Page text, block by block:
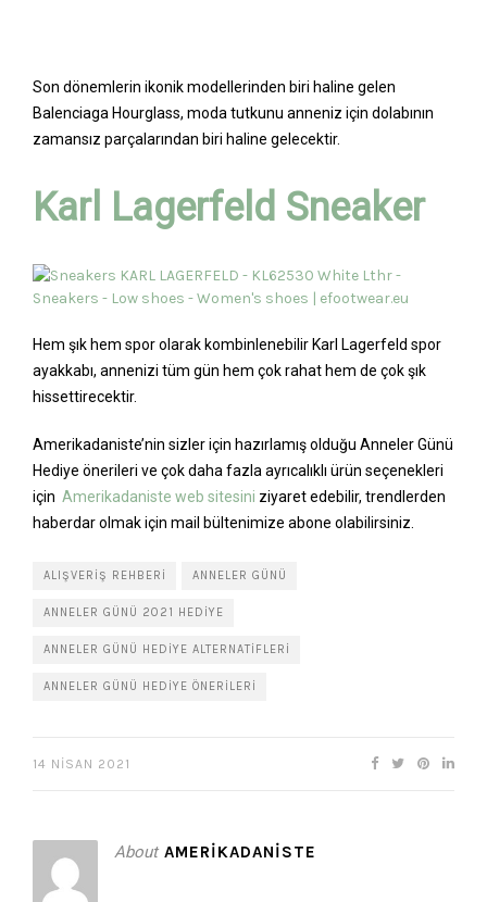
Son dönemlerin ikonik modellerinden biri haline gelen
Balenciaga Hourglass, moda tutkunu anneniz için dolabının
zamansız parçalarından biri haline gelecektir.
Karl Lagerfeld Sneaker
Hem şık hem spor olarak kombinlenebilir Karl Lagerfeld spor
ayakkabı, annenizi tüm gün hem çok rahat hem de çok şık
hissettirecektir.
Amerikadaniste’nin sizler için hazırlamış olduğu Anneler Günü
Hediye önerileri ve çok daha fazla ayrıcalıklı ürün seçenekleri
için Amerikadaniste web sitesini ziyaret edebilir, trendlerden
haberdar olmak için mail bültenimize abone olabilirsiniz.
ALIŞVERIŞ REHBERI ANNELER GÜNÜ
ANNELER GÜNÜ 2021 HEDIYE
ANNELER GÜNÜ HEDIYE ALTERNATIFLERI
ANNELER GÜNÜ HEDIYE ÖNERILERI
14 NISAN 2021
About AMERIKADANISTE